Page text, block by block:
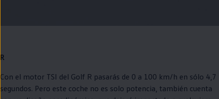
R
Con el motor TSI del Golf R pasarás de 0 a 100 km/h en sólo 4,7
segundos. Pero este coche no es solo potencia, también cuenta